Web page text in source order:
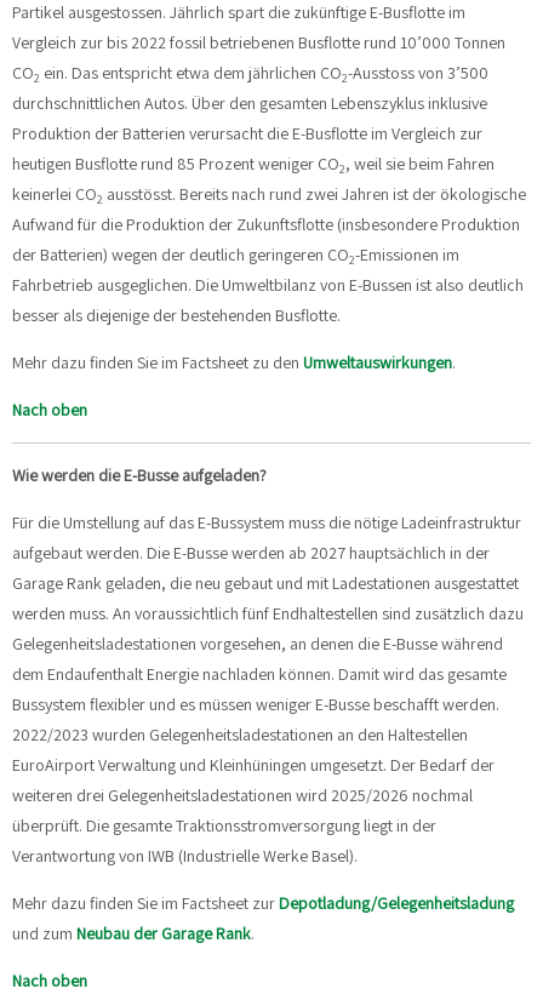
Partikel ausgestossen. Jährlich spart die zukünftige E-Busflotte im
Vergleich zur bis 2022 fossil betriebenen Busflotte rund 10’000 Tonnen
CO2 ein. Das entspricht etwa dem jährlichen CO2-Ausstoss von 3’500
durchschnittlichen Autos. Über den gesamten Lebenszyklus inklusive
Produktion der Batterien verursacht die E-Busflotte im Vergleich zur
heutigen Busflotte rund 85 Prozent weniger CO2, weil sie beim Fahren
keinerlei CO2 ausstösst. Bereits nach rund zwei Jahren ist der ökologische
Aufwand für die Produktion der Zukunftsflotte (insbesondere Produktion
der Batterien) wegen der deutlich geringeren CO2-Emissionen im
Fahrbetrieb ausgeglichen. Die Umweltbilanz von E-Bussen ist also deutlich
besser als diejenige der bestehenden Busflotte.
Mehr dazu finden Sie im Factsheet zu den Umweltauswirkungen.
Nach oben
Wie werden die E-Busse aufgeladen?
Für die Umstellung auf das E-Bussystem muss die nötige Ladeinfrastruktur
aufgebaut werden. Die E-Busse werden ab 2027 hauptsächlich in der
Garage Rank geladen, die neu gebaut und mit Ladestationen ausgestattet
werden muss. An voraussichtlich fünf Endhaltestellen sind zusätzlich dazu
Gelegenheitsladestationen vorgesehen, an denen die E-Busse während
dem Endaufenthalt Energie nachladen können. Damit wird das gesamte
Bussystem flexibler und es müssen weniger E-Busse beschafft werden.
2022/2023 wurden Gelegenheitsladestationen an den Haltestellen
EuroAirport Verwaltung und Kleinhüningen umgesetzt. Der Bedarf der
weiteren drei Gelegenheitsladestationen wird 2025/2026 nochmal
überprüft. Die gesamte Traktionsstromversorgung liegt in der
Verantwortung von IWB (Industrielle Werke Basel).
Mehr dazu finden Sie im Factsheet zurDepotladung/Gelegenheitsladung
und zum Neubau der Garage Rank.
Nach oben